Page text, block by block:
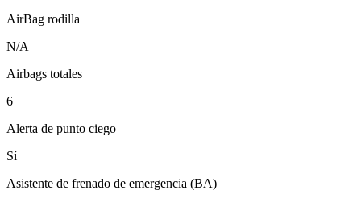
AirBag rodilla
N/A
Airbags totales
6
Alerta de punto ciego
Sí
Asistente de frenado de emergencia (BA)